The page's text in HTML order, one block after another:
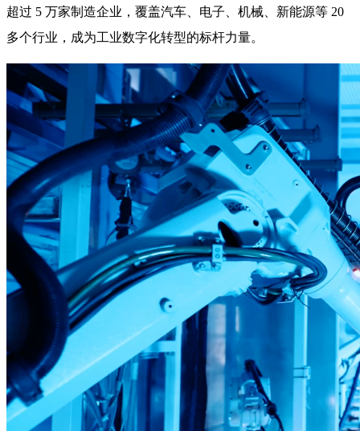
超过 5 万家制造企业，覆盖汽车、电子、机械、新能源等 20
多个行业，成为工业数字化转型的标杆力量。